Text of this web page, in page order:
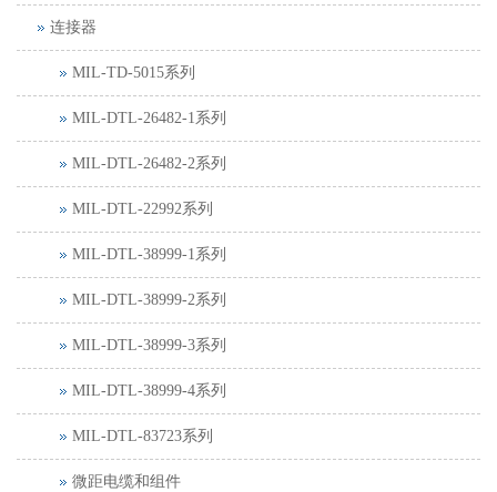
连接器
MIL-TD-5015系列
MIL-DTL-26482-1系列
MIL-DTL-26482-2系列
MIL-DTL-22992系列
MIL-DTL-38999-1系列
MIL-DTL-38999-2系列
MIL-DTL-38999-3系列
MIL-DTL-38999-4系列
MIL-DTL-83723系列
微距电缆和组件